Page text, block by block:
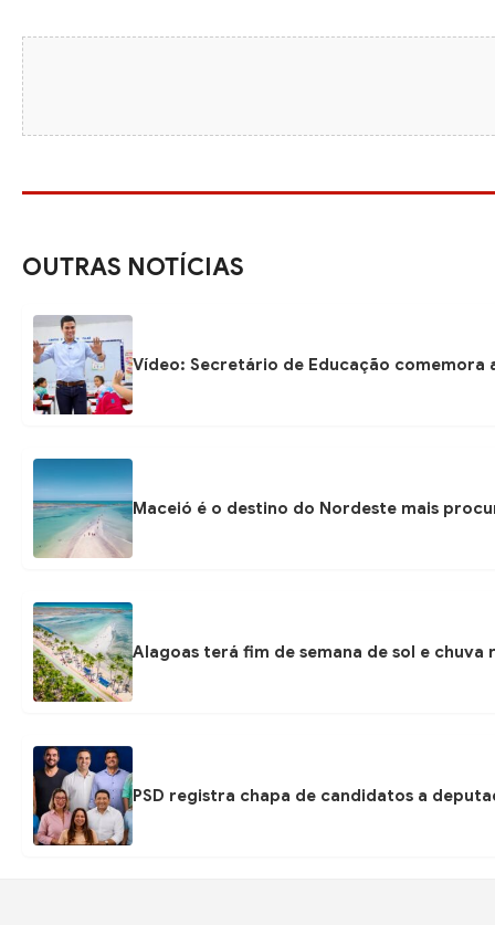
OUTRAS NOTÍCIAS
Vídeo: Secretário de Educação comemora
Maceió é o destino do Nordeste mais
Alagoas terá fim de semana de sol e
PSD registra chapa de candidatos a